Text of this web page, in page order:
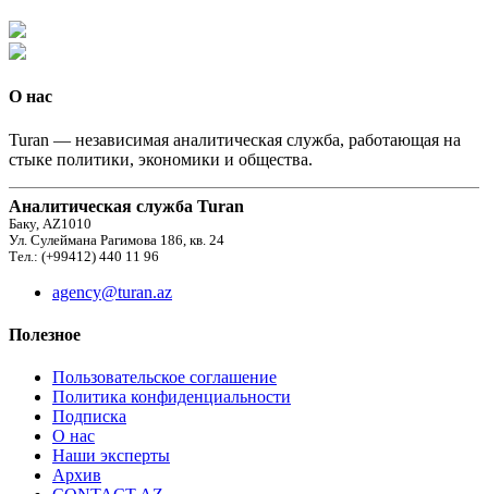
О нас
Turan — независимая аналитическая служба, работающая на
стыке политики, экономики и общества.
Аналитическая служба Turan
Баку, AZ1010
Ул. Сулеймана Рагимова 186, кв. 24
Тел.: (+99412) 440 11 96
agency@turan.az
Полезное
Пользовательское соглашение
Политика конфиденциальности
Подписка
О нас
Наши эксперты
Архив